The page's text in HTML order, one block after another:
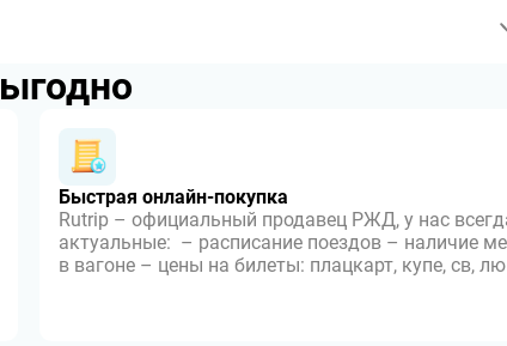
Быстрая онлайн-покупка
Rutrip – официальный продавец РЖД, у нас
актуальные: – расписание поездов – наличие
в вагоне – цены на билеты: плацкарт, купе, св,